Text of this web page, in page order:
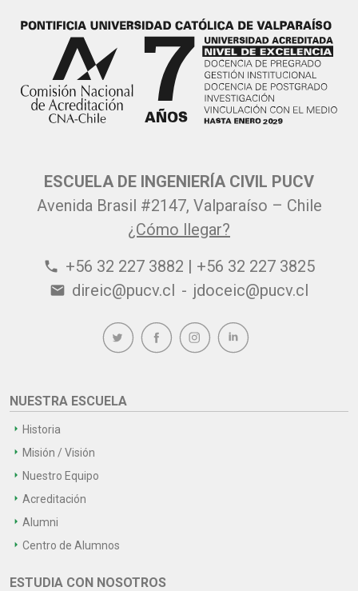
ESCUELA DE INGENIERÍA CIVIL PUCV
Avenida Brasil #2147, Valparaíso – Chile
¿Cómo llegar?
phone +56 32 227 3882 | +56 32 227 3825
email direic@pucv.cl - jdoceic@pucv.cl
NUESTRA ESCUELA
Historia
Misión / Visión
Nuestro Equipo
Acreditación
Alumni
Centro de Alumnos
ESTUDIA CON NOSOTROS